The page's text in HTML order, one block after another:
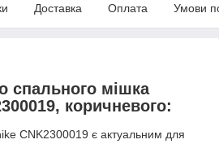
Доставка Оплата Умови
спального мішка
коричневого:
CNK2300019 є актуальним для